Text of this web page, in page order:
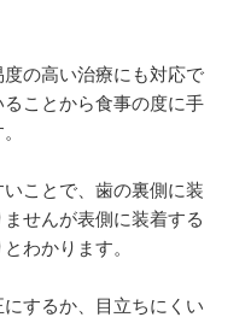
の高い治療にも対応で
ことから食事の度に手
ことで、歯の裏側に装
せんが表側に装着する
わかります。
するか、目立ちにくい